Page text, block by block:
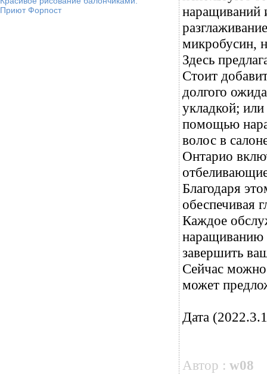
Приют Форпост
наращиваний
микробусин,
Здесь
Стоит
долгого
укладкой;
помощью
волос в
Онтарио
Благодаря
обеспечивая
Каждое
наращиванию
завершить
Сейчас
может
Дата
Автор : w08